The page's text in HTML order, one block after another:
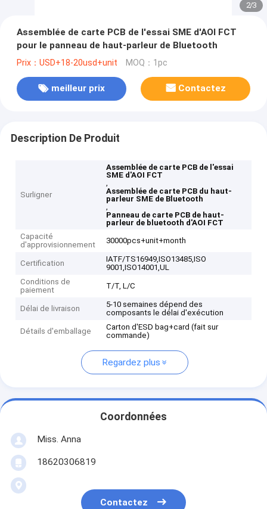
2/3
Assemblée de carte PCB de l'essai SME d'AOI FCT
pour le panneau de haut-parleur de Bluetooth
Prix：USD+18-20usd+unit MOQ：1pc
meilleur prix Contactez
Description De Produit
Surligner
Assemblée de carte PCB de l'essai
SME d'AOI FCT
,
Assemblée de carte PCB du haut-
parleur SME de Bluetooth
,
Panneau de carte PCB de haut-
parleur de bluetooth d'AOI FCT
Capacité
d'approvisionnement
30000pcs+unit+month
Certification
IATF/TS16949,ISO13485,ISO
9001,ISO14001,UL
Conditions de
paiement
T/T, L/C
Délai de livraison
5-10 semaines dépend des
composants le délai d'exécution
Détails d'emballage
Carton d'ESD bag+card (fait sur
commande)
Regardez plus
Coordonnées
Miss. Anna
18620306819
Contactez